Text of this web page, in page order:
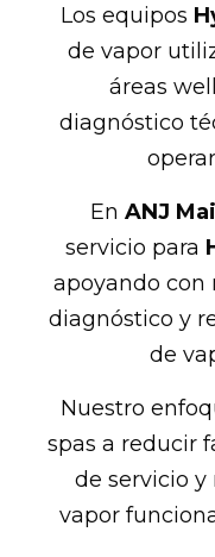
Los equipos
de vapor
áreas
diagnóstico
En ANJ
servicio para
apoyando con
diagnóstico y
de
Nuestro
spas a reducir
de servicio y
vapor